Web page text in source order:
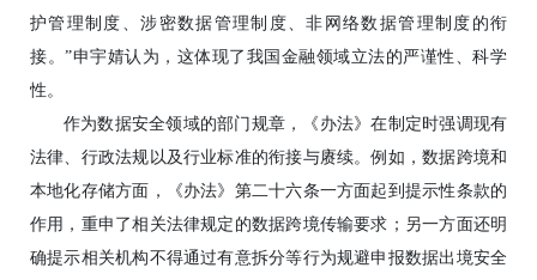
护管理制度、涉密数据管理制度、非网络数据管理制度的衔
接。”申宇婧认为，这体现了我国金融领域立法的严谨性、科学
性。
作为数据安全领域的部门规章，《办法》在制定时强调现有
法律、行政法规以及行业标准的衔接与赓续。例如，数据跨境和
本地化存储方面，《办法》第二十六条一方面起到提示性条款的
作用，重申了相关法律规定的数据跨境传输要求；另一方面还明
确提示相关机构不得通过有意拆分等行为规避申报数据出境安全